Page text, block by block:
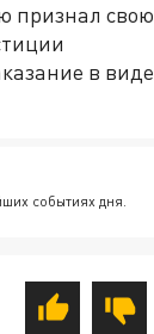
признал свою
в виде
событиях дня.